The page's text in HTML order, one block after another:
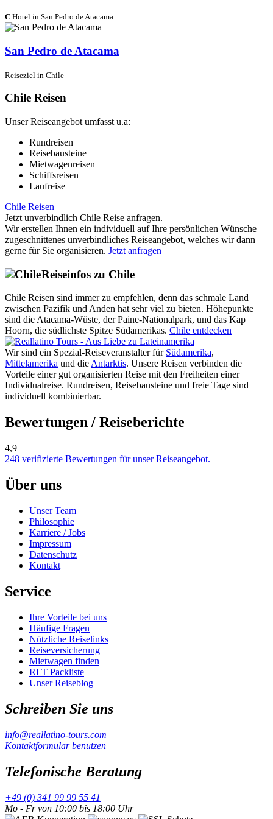
C Hotel in San Pedro de Atacama
San Pedro de Atacama
Reiseziel in Chile
Chile Reisen
Unser Reiseangebot umfasst u.a:
Rundreisen
Reisebausteine
Mietwagenreisen
Schiffsreisen
Laufreise
Chile Reisen
Jetzt unverbindlich Chile Reise anfragen.
Wir erstellen Ihnen ein individuell auf Ihre persönlichen Wünsche
zugeschnittenes unverbindliches Reiseangebot, welches wir dann
gerne für Sie organisieren. Jetzt anfragen
Reiseinfos zu Chile
Chile Reisen sind immer zu empfehlen, denn das schmale Land
zwischen Pazifik und Anden hat sehr viel zu bieten. Höhepunkte
sind die Atacama-Wüste, der Paine-Nationalpark, und das Kap
Hoorn, die südlichste Spitze Südamerikas. Chile entdecken
Wir sind ein Spezial-Reiseveranstalter für Südamerika,
Mittelamerika und dieAntarktis. Unsere Reisen verbinden die
Vorteile einer gut organisierten Reise mit den Freiheiten einer
Individualreise. Rundreisen, Reisebausteine und freie Tage sind
individuell kombinierbar.
Bewertungen / Reiseberichte
4,9
248 verifizierte Bewertungen für unser Reiseangebot.
Über uns
Unser Team
Philosophie
Karriere / Jobs
Impressum
Datenschutz
Kontakt
Service
Ihre Vorteile bei uns
Häufige Fragen
Nützliche Reiselinks
Reiseversicherung
Mietwagen finden
RLT Packliste
Unser Reiseblog
Schreiben Sie uns
info@reallatino-tours.com
Kontaktformular benutzen
Telefonische Beratung
+49 (0) 341 99 99 55 41
Mo - Fr von 10:00 bis 18:00 Uhr